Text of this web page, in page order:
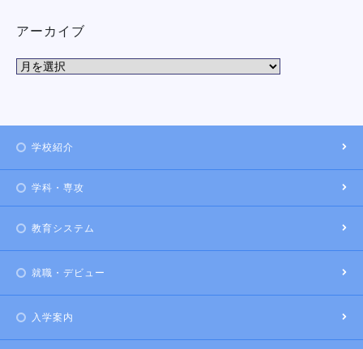
アーカイブ
学校紹介
学科・専攻
教育システム
就職・デビュー
入学案内